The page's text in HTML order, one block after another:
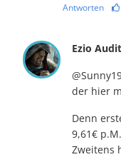
Antworten
Ezio
der hier
Denn
9,61€
Zweitens